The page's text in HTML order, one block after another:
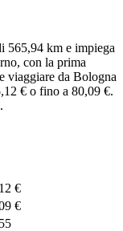
565,94 km e impiega
con la prima
viaggiare da Bologna
€ o fino a 80,09 €.
€
€